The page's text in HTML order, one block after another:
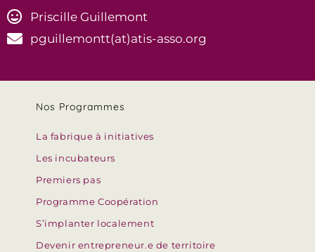
Priscille Guillemont
pguillemontt(at)atis-asso.org
Nos Programmes
La fabrique à initiatives
Les incubateurs
Premiers pas
Programme Coopération
S’implanter localement
Devenir entrepreneur.e de territoire